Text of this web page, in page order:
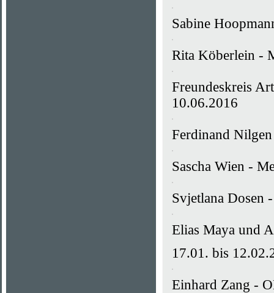
Sabine
Rita Köberlein -
Freundeskreis
10.06.2016
Ferdinand
Sascha Wien -
Svjetlana Dosen
Elias Maya und
17.01. bis
Einhard Zang -